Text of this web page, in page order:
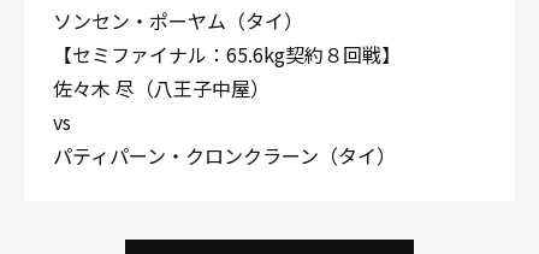
ソンセン・ポーヤム（タイ）
【セミファイナル：65.6kg契約８回戦】
佐々木 尽（八王子中屋）
vs
パティパーン・クロンクラーン（タイ）